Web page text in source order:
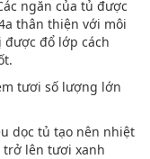
ngăn của tủ được
thân thiện với môi
đổ lớp cách
tươi số lượng lớn
dọc tủ tạo nên nhiệt
lên tươi xanh